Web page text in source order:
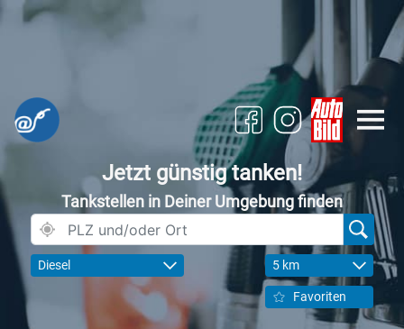
Jetzt günstig tanken!
Tankstellen in Deiner Umgebung finden
Diesel 5 km
Favoriten